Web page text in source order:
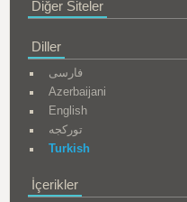
Diğer Siteler
Diller
فارسی
Azerbaijani
English
تورکجه
Turkish
İçerikler